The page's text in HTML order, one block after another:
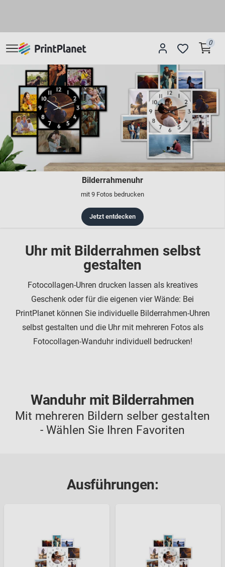
0
Bilderrahmenuhr
mit 9 Fotos bedrucken
Jetzt entdecken
Uhr mit Bilderrahmen selbst
gestalten
Fotocollagen-Uhren drucken lassen als kreatives
Geschenk oder für die eigenen vier Wände: Bei
PrintPlanet können Sie individuelle Bilderrahmen-Uhren
selbst gestalten und die Uhr mit mehreren Fotos als
Fotocollagen-Wanduhr individuell bedrucken!
Wanduhr mit Bilderrahmen
Mit mehreren Bildern selber gestalten
- Wählen Sie Ihren Favoriten
Ausführungen: